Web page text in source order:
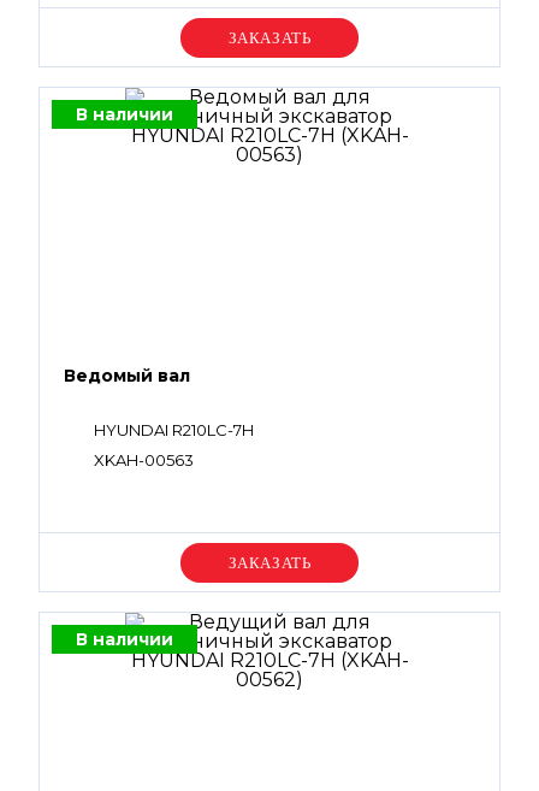
Уточняйте цену
В наличии
Ведомый вал
HYUNDAI R210LC-7H
XKAH-00563
Уточняйте цену
В наличии